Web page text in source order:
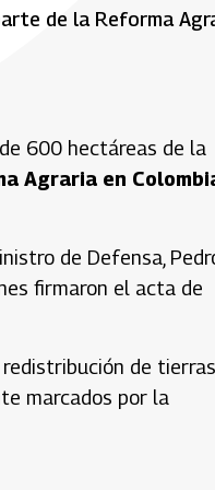
de la Reforma
600 hectáreas de la
Agraria en
de Defensa,
firmaron el acta de
de
marcados por la